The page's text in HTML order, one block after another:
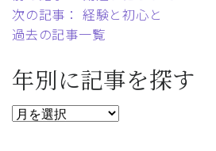
次の記事： 経験と初心と
過去の記事一覧
年別に記事を探す